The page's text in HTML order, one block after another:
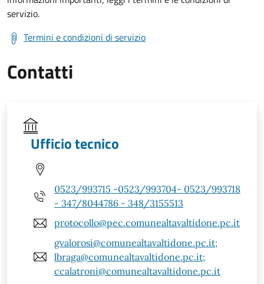
servizio.
Termini e condizioni di servizio
Contatti
Ufficio tecnico
0523/993715 -0523/993704- 0523/993718
- 347/8044786 - 348/3155513
protocollo@pec.comunealtavaltidone.pc.it
gvalorosi@comunealtavaltidone.pc.it;
lbraga@comunealtavaltidone.pc.it;
ccalatroni@comunealtavaltidone.pc.it